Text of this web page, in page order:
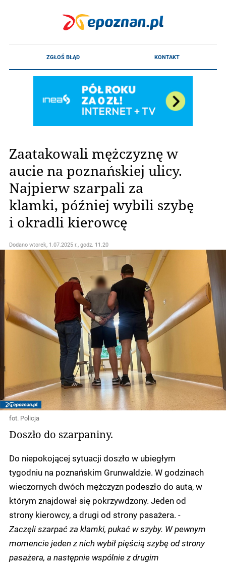
Zaatakowali mężczyznę w
aucie na poznańskiej ulicy.
Najpierw szarpali za
klamki, później wybili szybę
i okradli kierowcę
Dodano wtorek, 1.07.2025 r., godz. 11.20
fot. Policja
Doszło do szarpaniny.
Do niepokojącej sytuacji doszło w ubiegłym
tygodniu na poznańskim Grunwaldzie. W godzinach
wieczornych dwóch mężczyzn podeszło do auta, w
którym znajdował się pokrzywdzony. Jeden od
strony kierowcy, a drugi od strony pasażera. -
Zaczęli szarpać za klamki, pukać w szyby. W pewnym
momencie jeden z nich wybił pięścią szybę od strony
pasażera, a następnie wspólnie z drugim